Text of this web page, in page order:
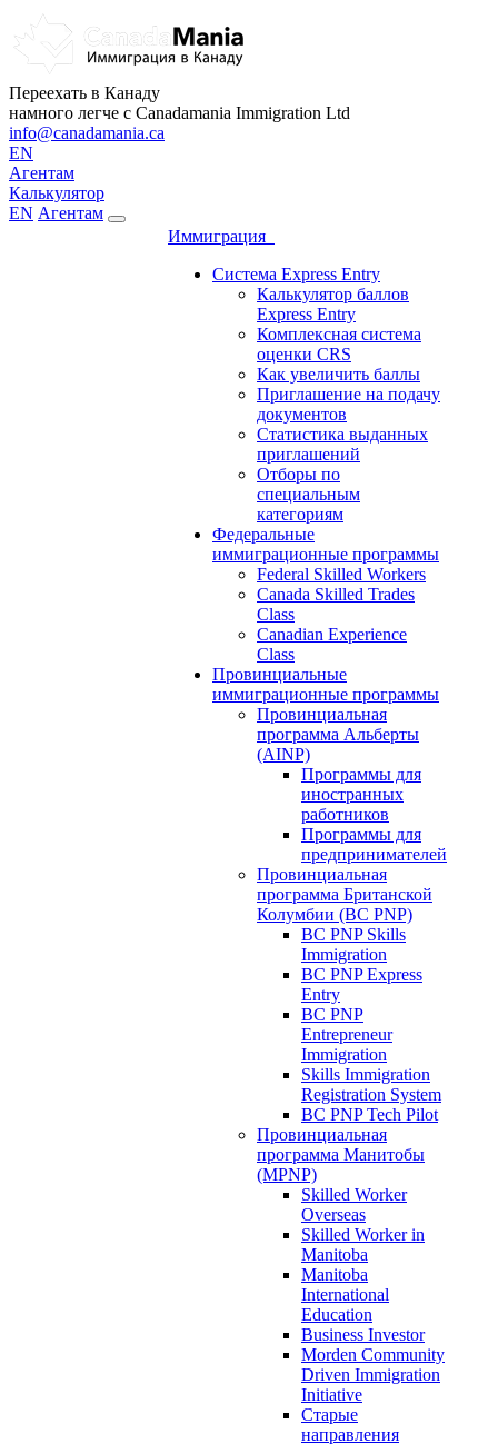
Переехать в Канаду
намного легче с Canadamania Immigration Ltd
info@canadamania.ca
EN
Агентам
Калькулятор
EN Агентам
Иммиграция
Система Express Entry
Калькулятор баллов
Express Entry
Комплексная система
оценки CRS
Как увеличить баллы
Приглашение на подачу
документов
Статистика выданных
приглашений
Отборы по
специальным
категориям
Федеральные
иммиграционные программы
Federal Skilled Workers
Canada Skilled Trades
Class
Canadian Experience
Class
Провинциальные
иммиграционные программы
Провинциальная
программа Альберты
(AINP)
Программы для
иностранных
работников
Программы для
предпринимателей
Провинциальная
программа Британской
Колумбии (BC PNP)
BC PNP Skills
Immigration
BC PNP Express
Entry
BC PNP
Entrepreneur
Immigration
Skills Immigration
Registration System
BC PNP Tech Pilot
Провинциальная
программа Манитобы
(MPNP)
Skilled Worker
Overseas
Skilled Worker in
Manitoba
Manitoba
International
Education
Business Investor
Morden Community
Driven Immigration
Initiative
Старые
направления